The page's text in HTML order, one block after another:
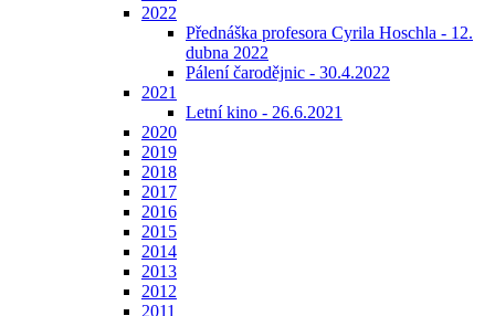
2022
Přednáška profesora Cyrila Hoschla - 12.
dubna 2022
Pálení čarodějnic - 30.4.2022
2021
Letní kino - 26.6.2021
2020
2019
2018
2017
2016
2015
2014
2013
2012
2011